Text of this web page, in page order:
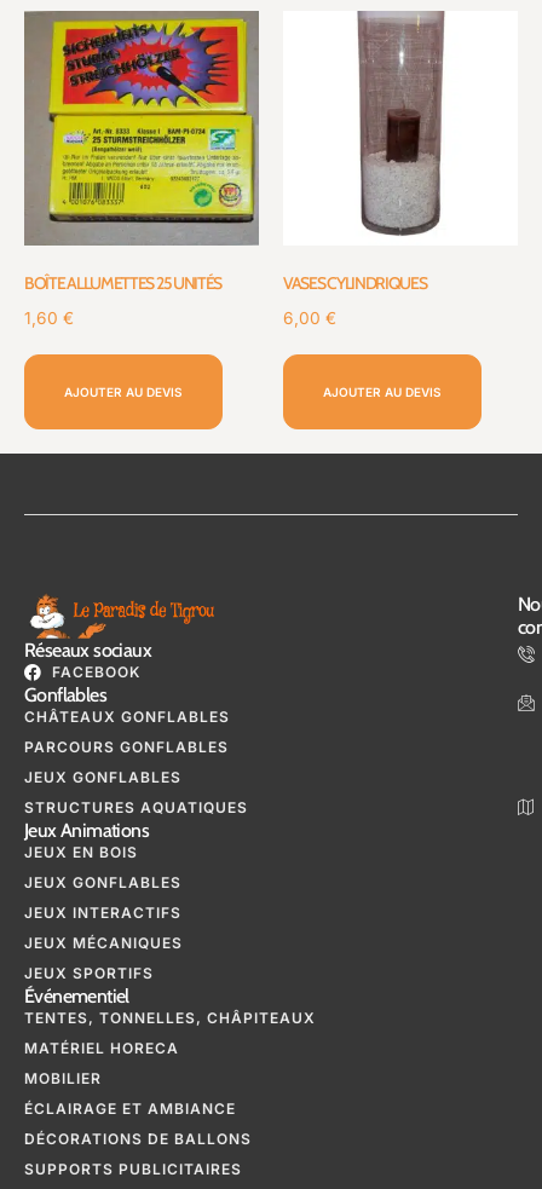
BOÎTE ALLUMETTES 25 UNITÉS
1,60 €
AJOUTER AU DEVIS
VASES CYLINDRIQUES
6,00 €
AJOUTER AU DEVIS
Réseaux sociaux
FACEBOOK
Gonflables
CHÂTEAUX GONFLABLES
PARCOURS GONFLABLES
JEUX GONFLABLES
STRUCTURES AQUATIQUES
Jeux Animations
JEUX EN BOIS
JEUX GONFLABLES
JEUX INTERACTIFS
JEUX MÉCANIQUES
JEUX SPORTIFS
Événementiel
TENTES, TONNELLES, CHÂPITEAUX
MATÉRIEL HORECA
MOBILIER
ÉCLAIRAGE ET AMBIANCE
DÉCORATIONS DE BALLONS
SUPPORTS PUBLICITAIRES